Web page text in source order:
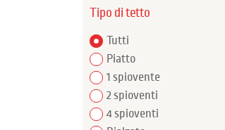
Tipo di tetto
Tutti
Piatto
1 spiovente
2 spioventi
4 spioventi